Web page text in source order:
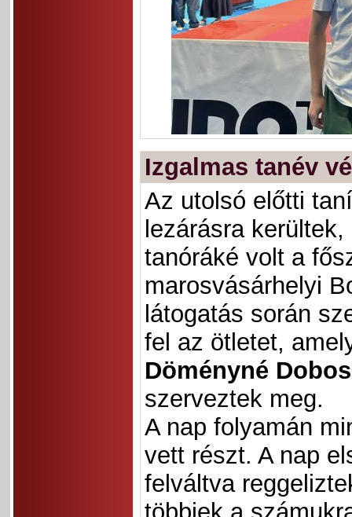
Izgalmas tanév
Az utolsó előtti
lezárásra
tanóráké volt a
marosvásárhelyi
látogatás során
fel az ötletet,
Döményné
szerveztek meg.
A nap folyamán
vett részt. A nap
felváltva